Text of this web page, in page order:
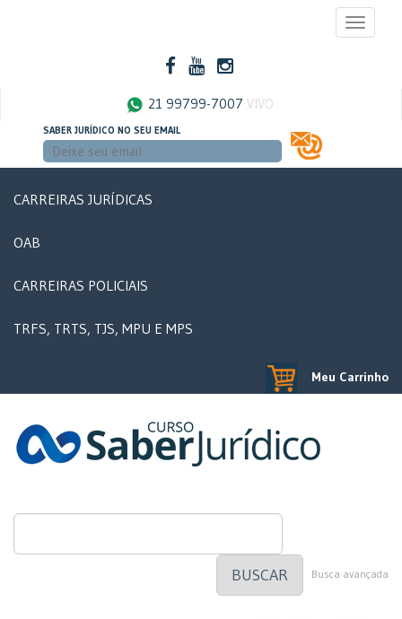
Toggle
21 99799-7007 VIVO
SABER JURÍDICO NO SEU EMAIL
CARREIRAS JURÍDICAS
OAB
CARREIRAS POLICIAIS
TRFS, TRTS, TJS, MPU E MPS
Meu Carrinho
BUSCAR Busca avançada